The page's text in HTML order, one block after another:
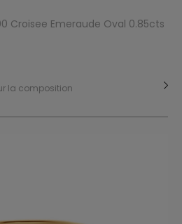
Croisee Emeraude Oval 0.85cts
la composition